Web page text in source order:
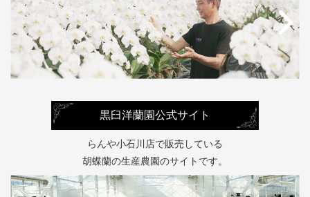
黒臼洋蘭園公式サイト
らんや小石川店で販売している
胡蝶蘭の生産農園のサイトです。